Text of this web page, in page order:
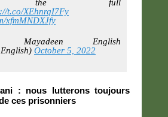
the full
t.co/XEhnrqI7Fy
xfmMNDXJfy
English
October 5, 2022
: nous lutterons toujours
ces prisonniers